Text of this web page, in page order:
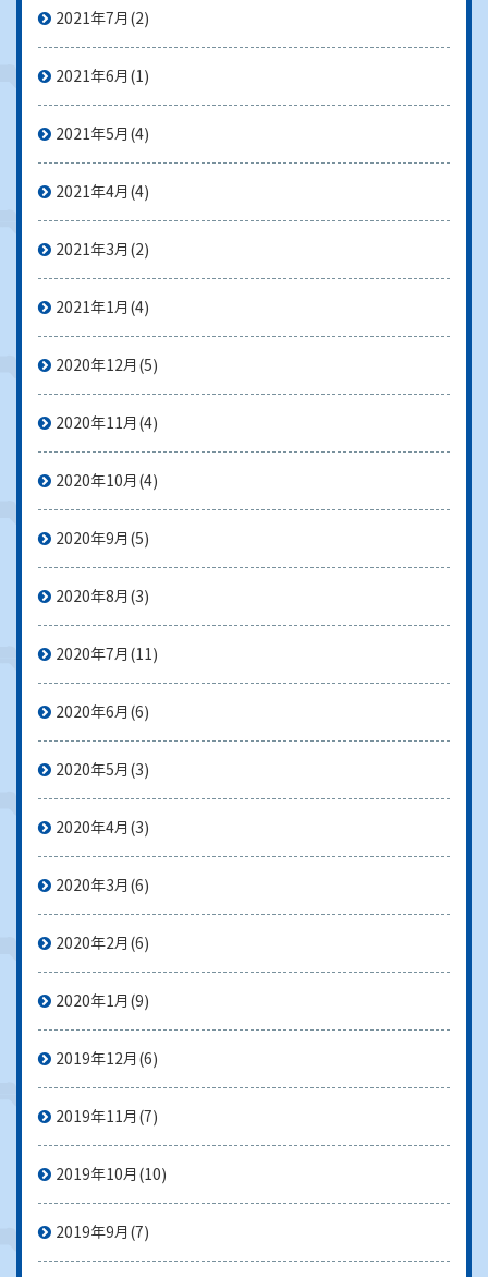
2021年7月 (2)
2021年6月 (1)
2021年5月 (4)
2021年4月 (4)
2021年3月 (2)
2021年1月 (4)
2020年12月 (5)
2020年11月 (4)
2020年10月 (4)
2020年9月 (5)
2020年8月 (3)
2020年7月 (11)
2020年6月 (6)
2020年5月 (3)
2020年4月 (3)
2020年3月 (6)
2020年2月 (6)
2020年1月 (9)
2019年12月 (6)
2019年11月 (7)
2019年10月 (10)
2019年9月 (7)